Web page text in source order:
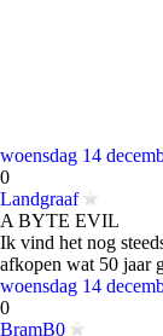
woensdag 14
0
Landgraaf
A BYTE EVIL
Ik vind het nog
afkopen wat 50 jaar
woensdag 14
0
BramB0